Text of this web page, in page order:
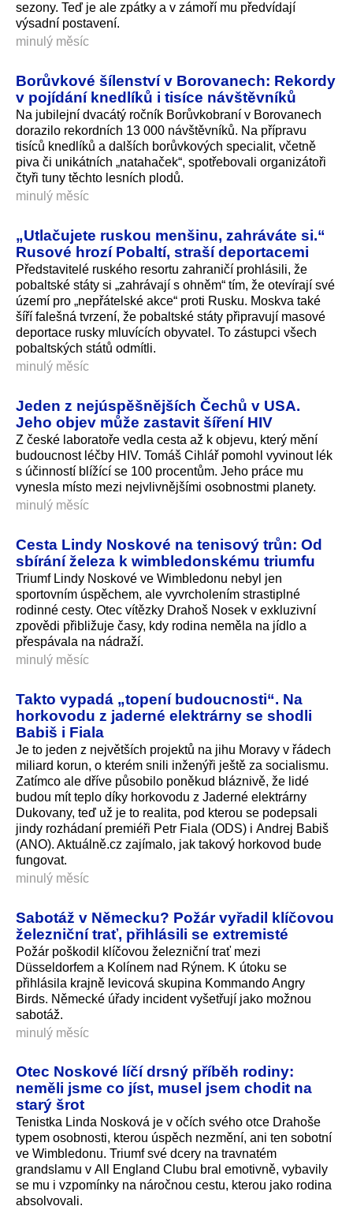
sezony. Teď je ale zpátky a v zámoří mu předvídají
výsadní postavení.
minulý měsíc
Borůvkové šílenství v Borovanech: Rekordy
v pojídání knedlíků i tisíce návštěvníků
Na jubilejní dvacátý ročník Borůvkobraní v Borovanech
dorazilo rekordních 13 000 návštěvníků. Na přípravu
tisíců knedlíků a dalších borůvkových specialit, včetně
piva či unikátních „natahaček“, spotřebovali organizátoři
čtyři tuny těchto lesních plodů.
minulý měsíc
„Utlačujete ruskou menšinu, zahráváte si.“
Rusové hrozí Pobaltí, straší deportacemi
Představitelé ruského resortu zahraničí prohlásili, že
pobaltské státy si „zahrávají s ohněm“ tím, že otevírají své
území pro „nepřátelské akce“ proti Rusku. Moskva také
šíří falešná tvrzení, že pobaltské státy připravují masové
deportace rusky mluvících obyvatel. To zástupci všech
pobaltských států odmítli.
minulý měsíc
Jeden z nejúspěšnějších Čechů v USA.
Jeho objev může zastavit šíření HIV
Z české laboratoře vedla cesta až k objevu, který mění
budoucnost léčby HIV. Tomáš Cihlář pomohl vyvinout lék
s účinností blížící se 100 procentům. Jeho práce mu
vynesla místo mezi nejvlivnějšími osobnostmi planety.
minulý měsíc
Cesta Lindy Noskové na tenisový trůn: Od
sbírání železa k wimbledonskému triumfu
Triumf Lindy Noskové ve Wimbledonu nebyl jen
sportovním úspěchem, ale vyvrcholením strastiplné
rodinné cesty. Otec vítězky Drahoš Nosek v exkluzivní
zpovědi přibližuje časy, kdy rodina neměla na jídlo a
přespávala na nádraží.
minulý měsíc
Takto vypadá „topení budoucnosti“. Na
horkovodu z jaderné elektrárny se shodli
Babiš i Fiala
Je to jeden z největších projektů na jihu Moravy v řádech
miliard korun, o kterém snili inženýři ještě za socialismu.
Zatímco ale dříve působilo poněkud bláznivě, že lidé
budou mít teplo díky horkovodu z Jaderné elektrárny
Dukovany, teď už je to realita, pod kterou se podepsali
jindy rozhádaní premiéři Petr Fiala (ODS) i Andrej Babiš
(ANO). Aktuálně.cz zajímalo, jak takový horkovod bude
fungovat.
minulý měsíc
Sabotáž v Německu? Požár vyřadil klíčovou
železniční trať, přihlásili se extremisté
Požár poškodil klíčovou železniční trať mezi
Düsseldorfem a Kolínem nad Rýnem. K útoku se
přihlásila krajně levicová skupina Kommando Angry
Birds. Německé úřady incident vyšetřují jako možnou
sabotáž.
minulý měsíc
Otec Noskové líčí drsný příběh rodiny:
neměli jsme co jíst, musel jsem chodit na
starý šrot
Tenistka Linda Nosková je v očích svého otce Drahoše
typem osobnosti, kterou úspěch nezmění, ani ten sobotní
ve Wimbledonu. Triumf své dcery na travnatém
grandslamu v All England Clubu bral emotivně, vybavily
se mu i vzpomínky na náročnou cestu, kterou jako rodina
absolvovali.